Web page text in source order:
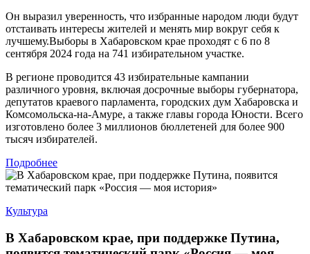
Он выразил уверенность, что избранные народом люди будут
отстаивать интересы жителей и менять мир вокруг себя к
лучшему.Выборы в Хабаровском крае проходят с 6 по 8
сентября 2024 года на 741 избирательном участке.
В регионе проводится 43 избирательные кампании
различного уровня, включая досрочные выборы губернатора,
депутатов краевого парламента, городских дум Хабаровска и
Комсомольска-на-Амуре, а также главы города Юности. Всего
изготовлено более 3 миллионов бюллетеней для более 900
тысяч избирателей.
Подробнее
Культура
В Хабаровском крае, при поддержке Путина,